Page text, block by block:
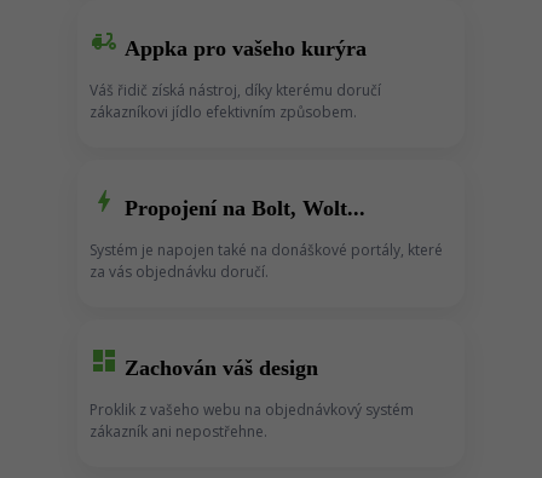
moped Appka pro vašeho kurýra
Váš řidič získá nástroj, díky kterému doručí
zákazníkovi jídlo efektivním způsobem.
bolt Propojení na Bolt, Wolt...
Systém je napojen také na donáškové portály, které
za vás objednávku doručí.
dashboard Zachován váš design
Proklik z vašeho webu na objednávkový systém
zákazník ani nepostřehne.